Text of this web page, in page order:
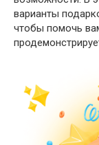
варианты
чтобы помочь